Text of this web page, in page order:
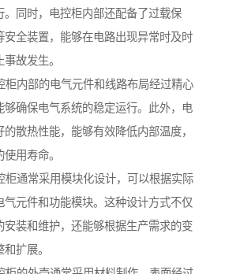
。同时，电控柜内部还配备了过载保
安全装置，能够在电路出现异常时及时
故发生。
柜内部的电气元件和线路布局经过精心
够确保电气系统的稳定运行。此外，电
散热性能，能够有效降低内部温度，
用寿命。
柜通常采用模块化设计，可以根据实际
气元件和功能模块。这种设计方式不仅
安装和维护，还能够根据生产需求的变
扩展。